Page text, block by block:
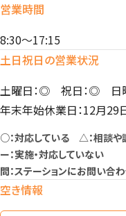
営業時間
8:30～17:15
土日祝日の営業状況
土曜日：◎ 祝日：◎ 日
年末年始休業日：12月29
○：対応している △：相談や
ー：実施・対応していない
問：ステーションにお問い合
空き情報